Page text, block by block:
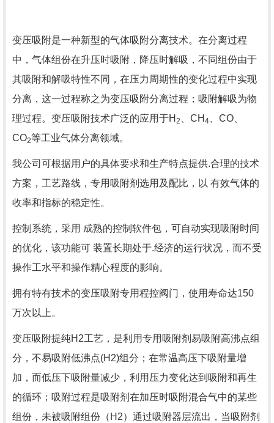
变压吸附是一种新型的气体吸附分离技术。在分离过程
中，气体组份在升压时吸附，降压时解吸，不同组份由于
其吸附和解吸特性不同，在压力周期性的变化过程中实现
分离，这一过程称之为变压吸附分离过程；吸附解吸为物
理过程。变压吸附技术广泛的应用于H 2 CH 4 CO
CO2等工业气体分离领域。
我公司可根据用户的具体要求和生产特点提供.合理的技术
方案，工艺路线，专用吸附剂选用及配比，以 有效气体的
收率和指标的稳定性。
控制系统，采用 成熟的控制软件包，可自动实现吸附时间
的优化，该功能可 装置长期处于.经济的运行状况，而不受
操作工水平和操作精心程度的影响。
拥有特有技术的变压吸附专用程控阀门，使用寿命达150
万次以上。
变压吸附提纯H2工艺，是利用专用吸附剂易吸附高沸点组
分，不易吸附低沸点(H2)组分；在常温高压下吸附量增
加，而低压下吸附量减少，利用压力变化达到吸附和再生
的循环；吸附过程是吸附剂在加压时吸附混合气中的某些
组份，未被吸附组份（ H2）通过吸附器层流出，当吸附剂